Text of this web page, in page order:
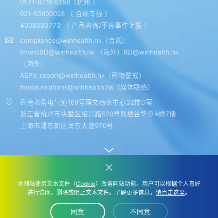
0571-8718 6358（杭州 ）
021-50800028 （ 合规专线 ）
4008393773 （ 产品咨询/不良事件上报 ）
compliance@winhealth.hk（合规）
InvestBD@winhealth.hk （海外）BD@winhealth.hk
（海外）
AEPV_report@winhealth.hk（药物警戒）
media.relations@winhealth.hk（媒体联络）
香港北角电气道169号理文商业中心32楼D室
浙江省杭州市拱墅区绍兴路520号凤栖谷华章A幢7楼
上海市浦东新区龙东大道970号
Copyright ©2019 - 2024 浙江医学科技开发有限公司
浙ICP备12044547号
互联网药品信息服务资格证编号(浙)-非经营性-2018-
本网站使用文本文件（Cookie）改善网站功能。用户可以根据个人喜好
进行访问、删除或阻止文本文件。了解更多信息， 请点击这里。
同意 不同意